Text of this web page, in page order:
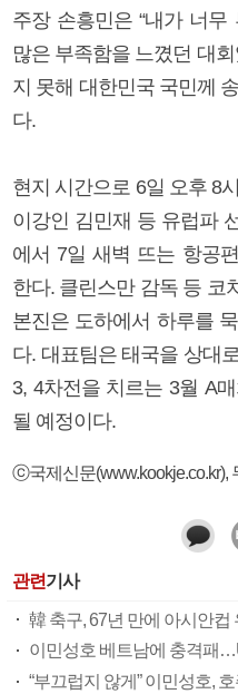
주장 손흥민은 “내가 너
많은 부족함을 느꼈던 대
지 못해 대한민국 국민께
다.
현지 시간으로 6일 오후 8
이강인 김민재 등 유럽파
에서 7일 새벽 뜨는 항공
한다. 클린스만 감독 등 코
본진은 도하에서 하루를
다. 대표팀은 태국을 상대
3, 4차전을 치르는 3월 A
될 예정이다.
ⓒ국제신문(www.kookje.co.kr),
관련기사
韓 축구, 67년 만에 아시안컵
이민성호 베트남에 충격패
“부끄럽지 않게” 이민성호,